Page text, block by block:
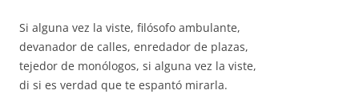
Si alguna vez la viste, filósofo ambulante,
devanador de calles, enredador de plazas,
tejedor de monólogos, si alguna vez la viste,
di si es verdad que te espantó mirarla.